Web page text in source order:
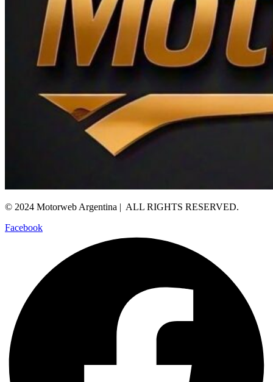
© 2024 Motorweb Argentina | ALL RIGHTS RESERVED.
Facebook